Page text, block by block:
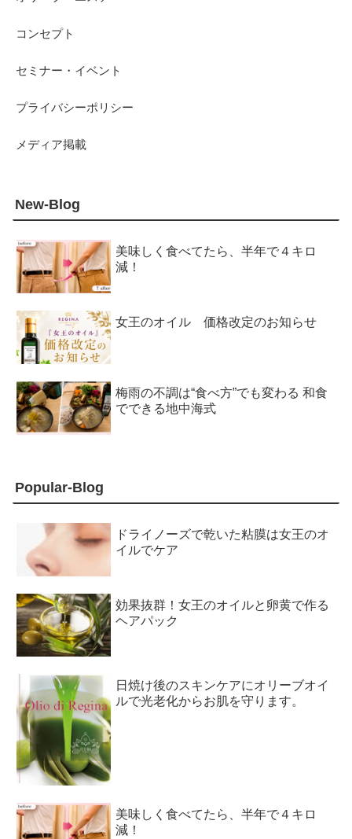
コンセプト
セミナー・イベント
プライバシーポリシー
メディア掲載
New-Blog
美味しく食べてたら、半年で４キロ
減！
女王のオイル 価格改定のお知らせ
梅雨の不調は“食べ方”でも変わる 和食
でできる地中海式
Popular-Blog
ドライノーズで乾いた粘膜は女王のオ
イルでケア
効果抜群！女王のオイルと卵黄で作る
ヘアパック
日焼け後のスキンケアにオリーブオイ
ルで光老化からお肌を守ります。
美味しく食べてたら、半年で４キロ
減！